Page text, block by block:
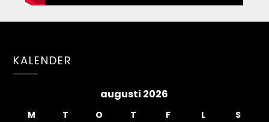
KALENDER
augusti 2026
M T O T F L
S